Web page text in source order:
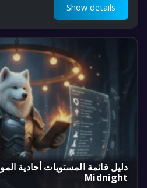
Show details
Midnight